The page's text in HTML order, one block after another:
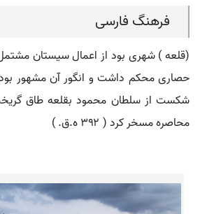
فرهنگ فارسی
(قلعه ) شهری بود از اعمال سیستان
حصاری محکم داشت و انگور آن مشهور
شکست از سلطان محمود بقلعه طاق
محاصره مسخر کرد ( ۳۹۲ ه.ق. )